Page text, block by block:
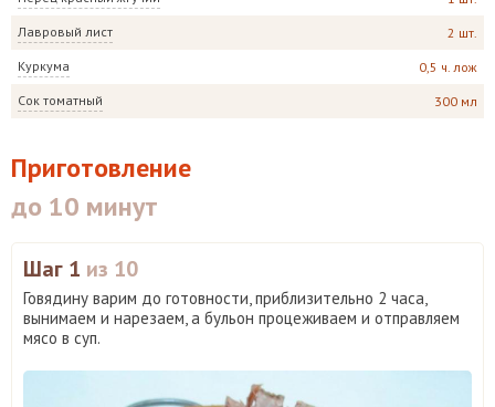
Лавровый лист 2 шт.
Куркума 0,5 ч. лож
Сок томатный 300 мл
Приготовление
до 10 минут
Шаг 1 из 10
Говядину варим до готовности, приблизительно 2 часа,
вынимаем и нарезаем, а бульон процеживаем и отправляем
мясо в суп.